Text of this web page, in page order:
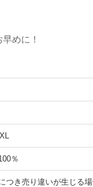
めに！
％
つき売り違いが生じる